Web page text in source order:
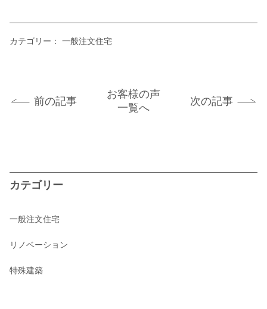
カテゴリー： 一般注文住宅
前の記事
お客様の声
一覧へ
次の記事
カテゴリー
一般注文住宅
リノベーション
特殊建築